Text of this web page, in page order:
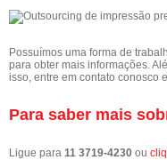
Possuímos uma forma de
para obter mais informações.
isso, entre em contato conosco
Para saber mais
Ligue para 11 3719-4230 ou